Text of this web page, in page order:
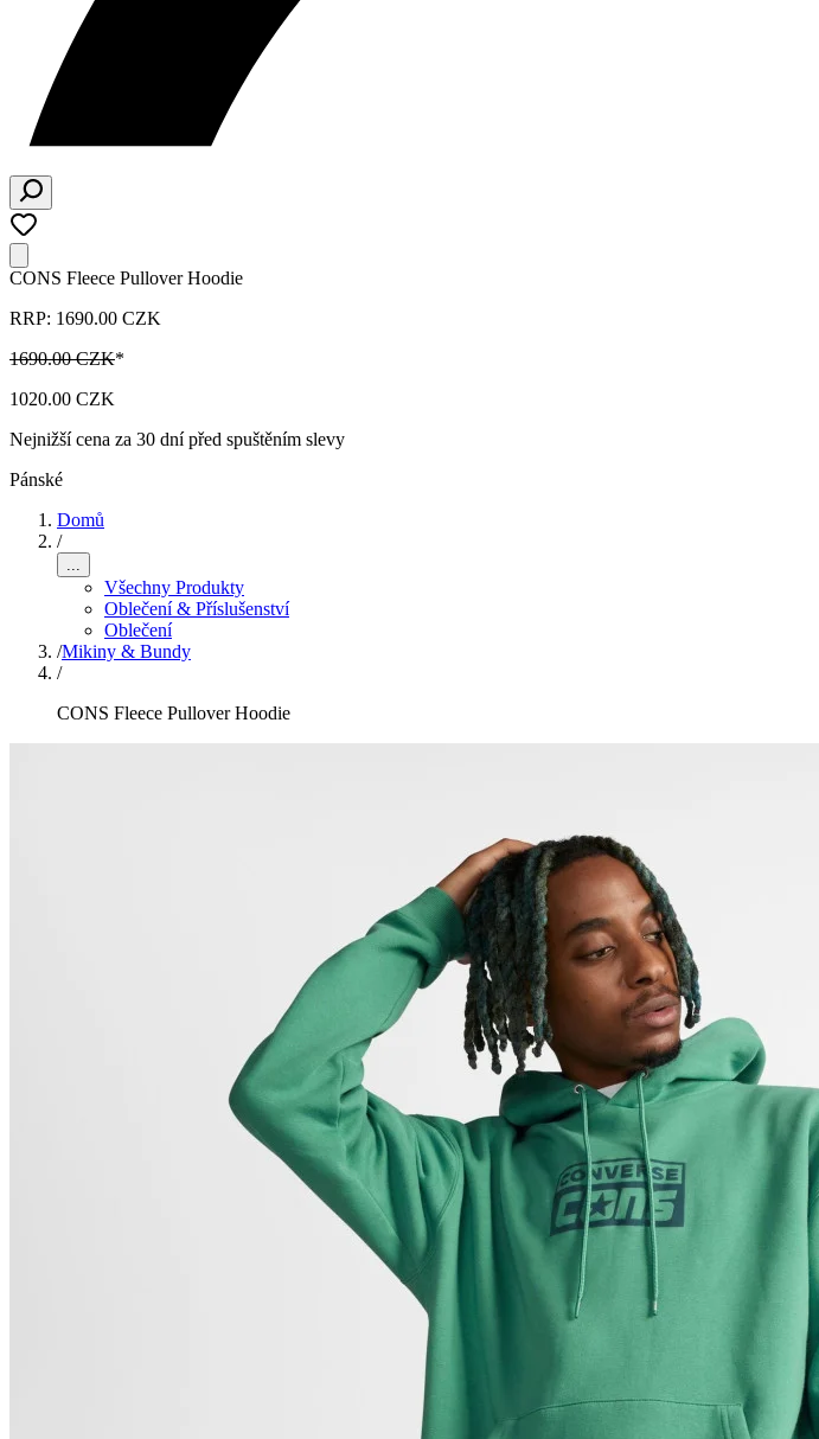
CONS Fleece Pullover Hoodie
RRP: 1690.00 CZK
1690.00 CZK*
1020.00 CZK
Nejnižší cena za 30 dní před spuštěním slevy
Pánské
Domů
/
...
Všechny Produkty
Oblečení & Příslušenství
Oblečení
/Mikiny & Bundy
/
CONS Fleece Pullover Hoodie